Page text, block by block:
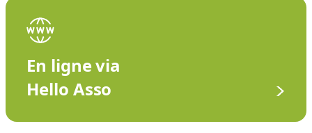
En ligne via
Hello Asso